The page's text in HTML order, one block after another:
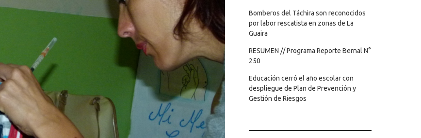
Bomberos del Táchira son reconocidos
por labor rescatista en zonas de La
Guaira
RESUMEN // Programa Reporte Bernal N°
250
Educación cerró el año escolar con
despliegue de Plan de Prevención y
Gestión de Riesgos